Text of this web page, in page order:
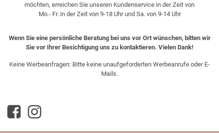
möchten, erreichen Sie unseren Kundenservice in der Zeit von
Mo.- Fr. in der Zeit von 9-18 Uhr und Sa. von 9-14 Uhr
Wenn Sie eine persönliche Beratung bei uns vor Ort wünschen, bitten wir
Sie vor Ihrer Besichtigung uns zu kontaktieren. Vielen Dank!
Keine Werbeanfragen: Bitte keine unaufgeforderten Werbeanrufe oder E-
Mails.